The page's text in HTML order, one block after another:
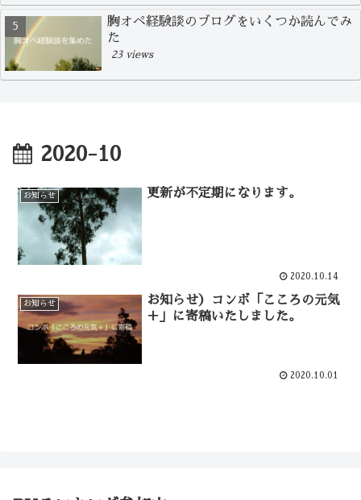
胸オペ経験談のブログをいくつか読んでみ
た
23 views
2020-10
お知らせ 更新が不定期になります。
2020.10.14
お知らせ
お知らせ）コンボ「こころの元気
＋」に寄稿いたしました。
2020.10.01